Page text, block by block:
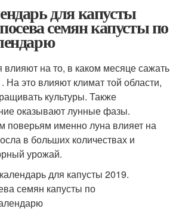
для капусты
семян капусты по
на то, в каком месяце сажать
На это влияют климат той области,
культуры. Также
оказывают лунные фазы.
поверьям именно луна влияет на
в больших количествах и
урожай.